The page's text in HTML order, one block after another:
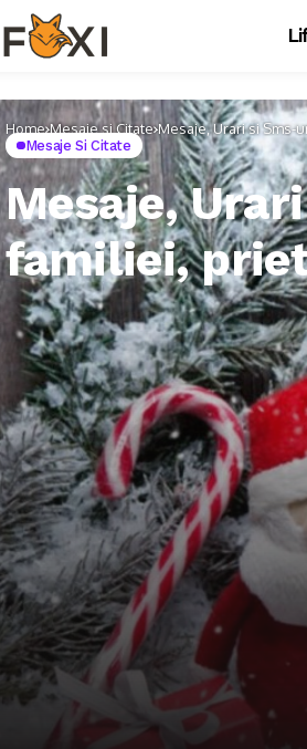
Home Mesaje si Citate Mesaje, Urari si Sms-
Mesaje Si Citate
Mesaje,
familiei,